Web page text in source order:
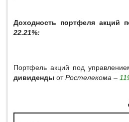
Доходность портфеля акций
22.21%:
Портфель акций под
дивиденды отРостелекома –